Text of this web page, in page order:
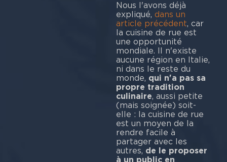
Nous l'avons déjà
expliqué, dans un
article précédent, car
la cuisine de rue est
une opportunité
mondiale. Il n'existe
aucune région en Italie,
ni dans le reste du
monde, qui n'a pas sa
propre tradition
culinaire, aussi petite
(mais soignée) soit-
elle : la cuisine de rue
est un moyen de la
rendre facile à
partager avec les
autres, de le proposer
à un public en